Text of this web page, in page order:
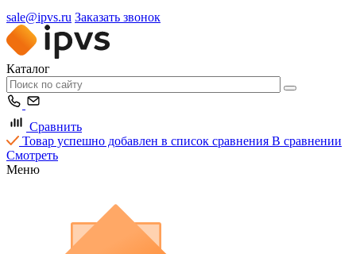
sale@ipvs.ru Заказать звонок
Каталог
Сравнить
Товар успешно добавлен в список сравнения В сравнении
Смотреть
Меню